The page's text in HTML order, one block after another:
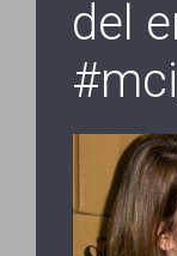
del